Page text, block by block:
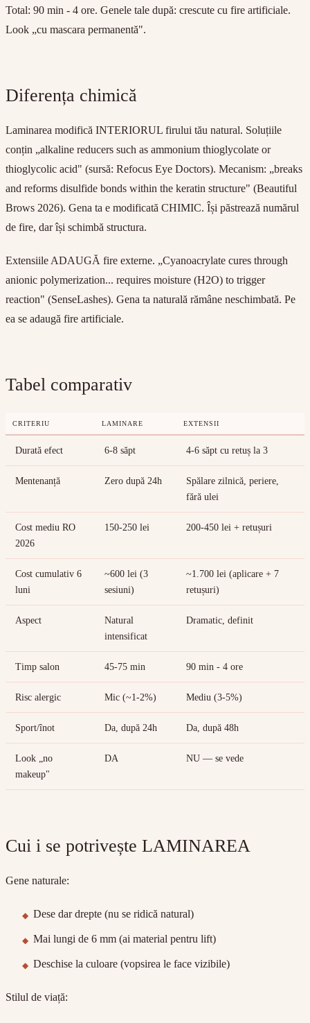
Total: 90 min - 4 ore. Genele tale după: crescute cu fire artificiale.
Look „cu mascara permanentă".
Diferența chimică
Laminarea modifică INTERIORUL firului tău natural. Soluțiile
conțin „alkaline reducers such as ammonium thioglycolate or
thioglycolic acid" (sursă: Refocus Eye Doctors). Mecanism: „breaks
and reforms disulfide bonds within the keratin structure" (Beautiful
Brows 2026). Gena ta e modificată CHIMIC. Își păstrează numărul
de fire, dar își schimbă structura.
Extensiile ADAUGĂ fire externe. „Cyanoacrylate cures through
anionic polymerization... requires moisture (H2O) to trigger
reaction" (SenseLashes). Gena ta naturală rămâne neschimbată. Pe
ea se adaugă fire artificiale.
Tabel comparativ
CRITERIU LAMINARE EXTENSII
Durată efect 6-8 săpt 4-6 săpt cu retuș la 3
Mentenanță Zero după 24h
Spălare zilnică, periere,
fără ulei
Cost mediu RO
2026
150-250 lei 200-450 lei + retușuri
Cost cumulativ 6
luni
~600 lei (3
sesiuni)
~1.700 lei (aplicare + 7
retușuri)
Aspect
Natural
intensificat
Dramatic, definit
Timp salon 45-75 min 90 min - 4 ore
Risc alergic Mic (~1-2%) Mediu (3-5%)
Sport/înot Da, după 24h Da, după 48h
Look „no
makeup"
DA NU — se vede
Cui i se potrivește LAMINAREA
Gene naturale:
Dese dar drepte (nu se ridică natural)
Mai lungi de 6 mm (ai material pentru lift)
Deschise la culoare (vopsirea le face vizibile)
Stilul de viață: